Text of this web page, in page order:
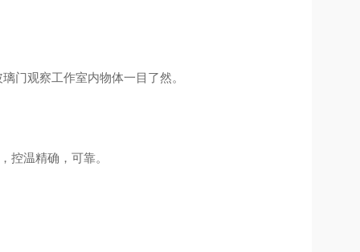
门观察工作室内物体一目了然。
控温精确，可靠。